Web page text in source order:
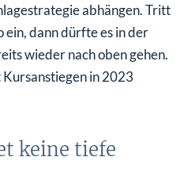
abhängen. Tritt
ein, dann dürfte es in der
wieder nach oben gehen.
in 2023
keine tiefe